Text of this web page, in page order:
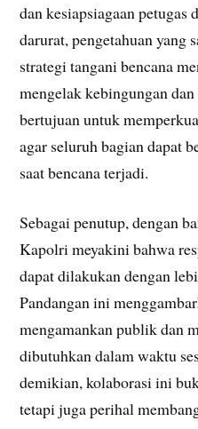
dan kesiapsiagaan petugas
darurat, pengetahuan yang
strategi tangani bencana
mengelak kebingungan
bertujuan untuk
agar seluruh bagian dapat
saat bencana terjadi.
Sebagai penutup, dengan
Kapolri meyakini bahwa
dapat dilakukan dengan
Pandangan ini
mengamankan publik dan
dibutuhkan dalam waktu
demikian, kolaborasi ini
tetapi juga perihal